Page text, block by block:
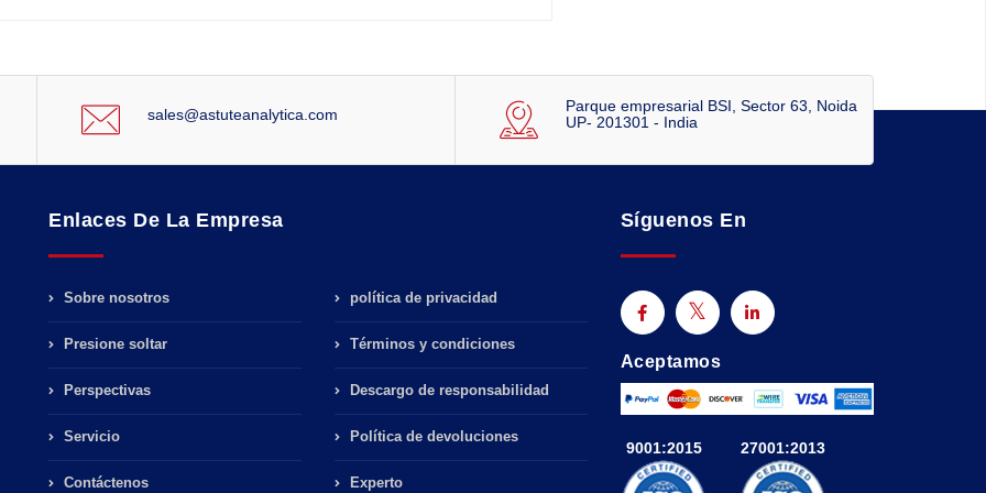
sales@astuteanalytica.com
Parque empresarial BSI, Sector 63, Noida
UP- 201301 - India
Enlaces De La Empresa
Sobre nosotros
Presione soltar
Perspectivas
Servicio
Contáctenos
política de privacidad
Términos y condiciones
Descargo de responsabilidad
Política de devoluciones
Experto
Síguenos En
Aceptamos
9001:2015 27001:2013